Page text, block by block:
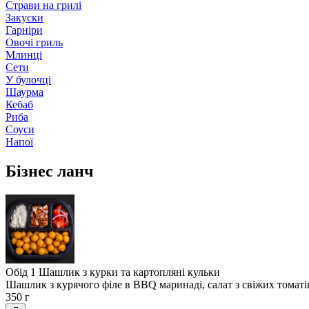
Страви на грилі
Закуски
Гарніри
Овочі гриль
Млинці
Сети
У булочці
Шаурма
Кебаб
Риба
Соуси
Напої
Бізнес ланч
Обід 1 Шашлик з курки та картопляні кульки
Шашлик з курячого філе в BBQ маринаді, салат з свіжих
350 г